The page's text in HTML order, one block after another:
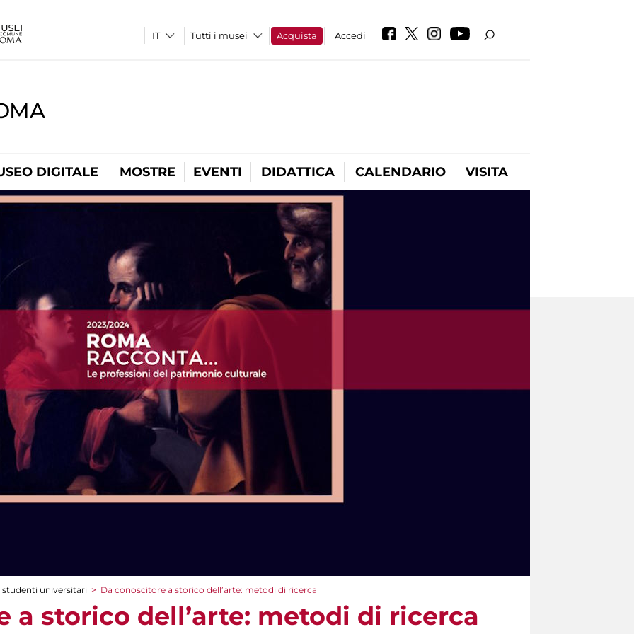
Tutti i musei Acquista Accedi
DIGITALE MOSTRE EVENTI DIDATTICA CALENDARIO VISITA
universitari > Da conoscitore a storico dell’arte: metodi di ricerca
a storico dell’arte: metodi di ricerca